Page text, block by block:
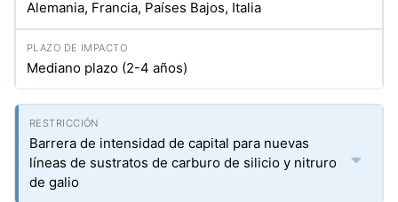
Alemania, Francia, Países Bajos, Italia
Mediano plazo (2-4 años)
Barrera de intensidad de capital para nuevas
líneas de sustratos de carburo de silicio y nitruro
de galio